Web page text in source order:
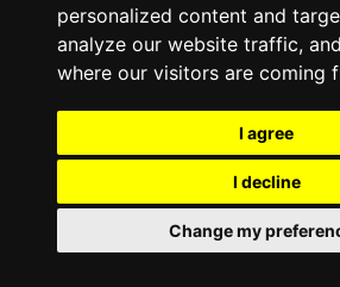
personalized content and
analyze our website traffic,
where our visitors are coming
I agree
I decline
Change my